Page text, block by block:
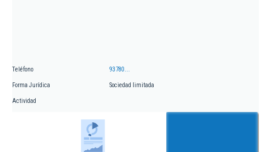
Teléfono 93780...
Forma Jurídica Sociedad limitada
Actividad